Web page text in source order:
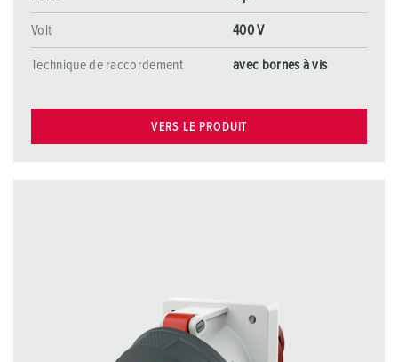
Volt 400 V
Technique de raccordement avec bornes à vis
VERS LE PRODUIT